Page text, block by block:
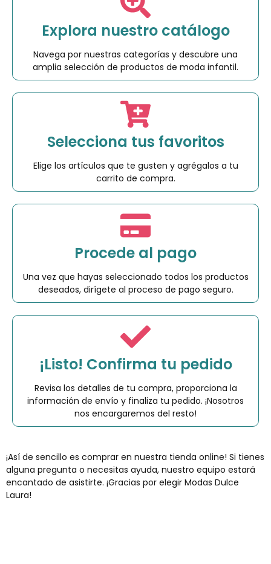
Explora nuestro catálogo
Navega por nuestras categorías y descubre una
amplia selección de productos de moda infantil.
Selecciona tus favoritos
Elige los artículos que te gusten y agrégalos a tu
carrito de compra.
Procede al pago
Una vez que hayas seleccionado todos los productos
deseados, dirígete al proceso de pago seguro.
¡Listo! Confirma tu pedido
Revisa los detalles de tu compra, proporciona la
información de envío y finaliza tu pedido. ¡Nosotros
nos encargaremos del resto!
¡Así de sencillo es comprar en nuestra tienda online! Si tienes
alguna pregunta o necesitas ayuda, nuestro equipo estará
encantado de asistirte. ¡Gracias por elegir Modas Dulce
Laura!